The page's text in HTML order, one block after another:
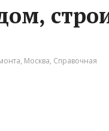
, Москва, Справочная